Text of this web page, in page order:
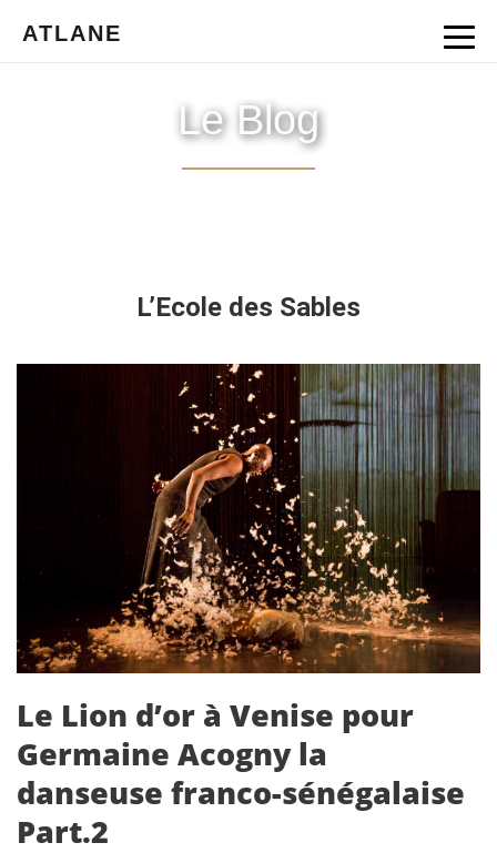
ATLANE
Le Blog
L’Ecole des Sables
Le Lion d’or à Venise pour
Germaine Acogny la
danseuse franco-sénégalaise
Part.2